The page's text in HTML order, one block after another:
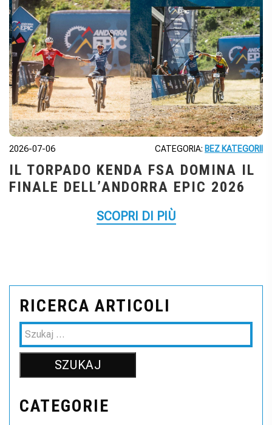
2026-07-06 CATEGORIA: BEZ KATEGORII
IL TORPADO KENDA FSA DOMINA IL
FINALE DELL’ANDORRA EPIC 2026
SCOPRI DI PIÙ
RICERCA ARTICOLI
CATEGORIE